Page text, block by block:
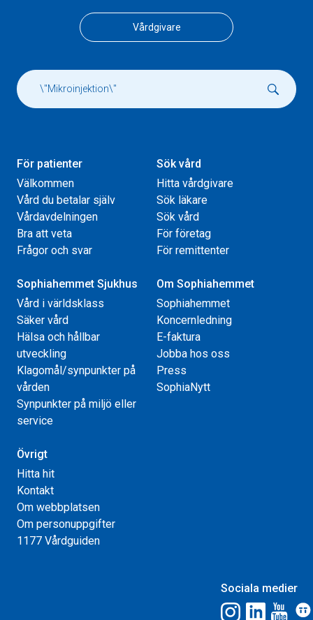
Vårdgivare
För patienter
Välkommen
Vård du betalar själv
Vårdavdelningen
Bra att veta
Frågor och svar
Sök vård
Hitta vårdgivare
Sök läkare
Sök vård
För företag
För remittenter
Sophiahemmet Sjukhus
Vård i världsklass
Säker vård
Hälsa och hållbar
utveckling
Klagomål/synpunkter på
vården
Synpunkter på miljö eller
service
Om Sophiahemmet
Sophiahemmet
Koncernledning
E-faktura
Jobba hos oss
Press
SophiaNytt
Övrigt
Hitta hit
Kontakt
Om webbplatsen
Om personuppgifter
1177 Vårdguiden
Sociala medier